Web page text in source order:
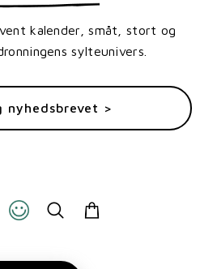
kalender, småt, stort og
sylteunivers.
nyhedsbrevet >